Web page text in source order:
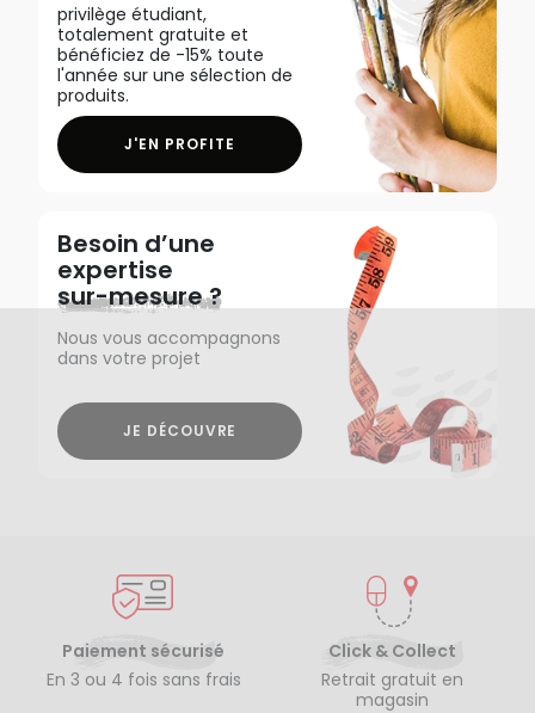
privilège étudiant,
totalement gratuite et
bénéficiez de -15% toute
l'année sur une sélection de
produits.
J'EN PROFITE
Besoin d’une
expertise
sur-mesure ?
Nous vous accompagnons
dans votre projet
JE DÉCOUVRE
Paiement sécurisé
En 3 ou 4 fois sans frais
Click & Collect
Retrait gratuit en
magasin